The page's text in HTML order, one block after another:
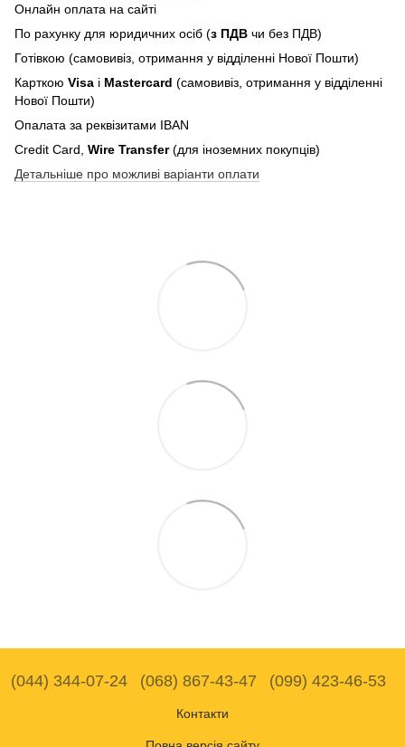
Онлайн оплата на сайті
По рахунку для юридичних осіб (з ПДВ чи без ПДВ)
Готівкою (самовивіз, отримання у відділенні Нової Пошти)
Карткою Visa і Mastercard (самовивіз, отримання у відділенні
Нової Пошти)
Опалата за реквізитами IBAN
Credit Card, Wire Transfer(для іноземних покупців)
Детальніше про можливі варіанти оплати
(044) 344-07-24 (068) 867-43-47 (099) 423-46-53
Контакти